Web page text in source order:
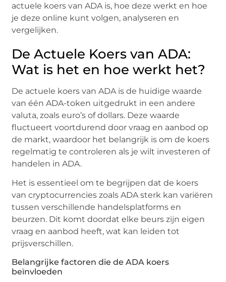
actuele koers van ADA is, hoe deze werkt en hoe
je deze online kunt volgen, analyseren en
vergelijken.
De Actuele Koers van ADA:
Wat is het en hoe werkt het?
De actuele koers van ADA is de huidige waarde
van één ADA-token uitgedrukt in een andere
valuta, zoals euro’s of dollars. Deze waarde
fluctueert voortdurend door vraag en aanbod op
de markt, waardoor het belangrijk is om de koers
regelmatig te controleren als je wilt investeren of
handelen in ADA.
Het is essentieel om te begrijpen dat de koers
van cryptocurrencies zoals ADA sterk kan variëren
tussen verschillende handelsplatforms en
beurzen. Dit komt doordat elke beurs zijn eigen
vraag en aanbod heeft, wat kan leiden tot
prijsverschillen.
Belangrijke factoren die de ADA koers
beïnvloeden